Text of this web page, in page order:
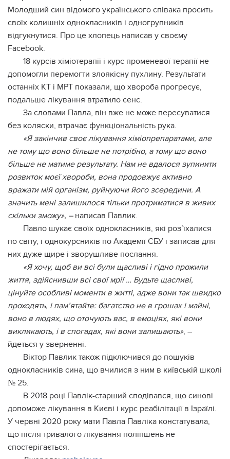
Молодший син відомого українського співака просить
своїх колишніх однокласників і одногрупників
відгукнутися. Про це хлопець написав у своєму
Facebook.
18 курсів хіміотерапії і курс променевої терапії не
допомогли перемогти злоякісну пухлину. Результати
останніх КТ і МРТ показали, що хвороба прогресує,
подальше лікування втратило сенс.
За словами Павла, він вже не може пересуватися
без коляски, втрачає функціональність рука.
«Я закінчив своє лікування хіміопрепаратами, але
не тому що воно більше не потрібно, а тому що воно
більше не матиме результату. Нам не вдалося зупинити
розвиток моєї хвороби, вона продовжує активно
вражати мій організм, руйнуючи його зсередини. А
значить мені залишилося тільки протриматися в живих
скільки зможу», –написав Павлик.
Павло шукає своїх однокласників, які роз’їхалися
по світу, і однокурсників по Академії СБУ і записав для
них дуже щире і зворушливе послання.
«Я хочу, щоб ви всі були щасливі і гідно прожили
життя, здійснивши всі свої мрії … Будьте щасливі,
цінуйте особливі моменти в житті, адже вони так швидко
проходять, і пам’ятайте: багатство не в грошах і майні,
воно в людях, що оточують вас, в емоціях, які вони
викликають, і в спогадах, які вони залишають», –
йдеться у зверненні.
Віктор Павлик також підключився до пошуків
однокласників сина, що вчилися з ним в київській школі
№ 25.
В 2018 році Павлік-старший сподівався, що синові
допоможе лікування в Києві і курс реабілітації в Ізраїлі.
У червні 2020 року мати Павла Павліка констатувала,
що після тривалого лікування поліпшень не
спостерігається.